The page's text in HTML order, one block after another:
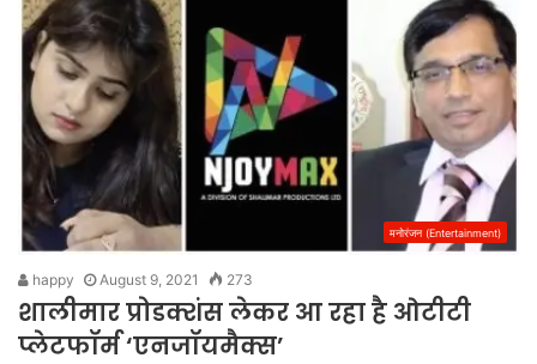
मनोरंजन (Entertainment)
happy August 9, 2021 273
शालीमार प्रोडक्शंस लेकर आ रहा है ओटीटी
प्लेटफॉर्म ‘एनजॉयमैक्स’